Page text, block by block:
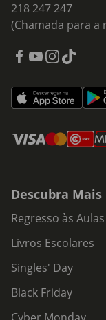
218 247 247
(Chamada para a
Descubra Mais
Regresso às Aulas
Livros Escolares
Singles' Day
Black Friday